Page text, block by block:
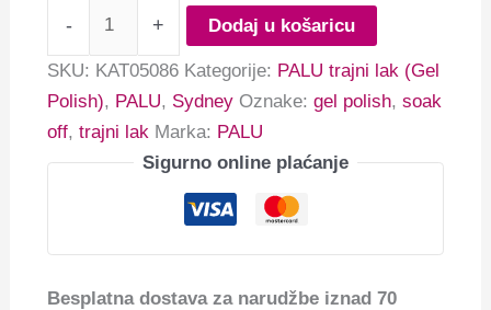
- + Dodaj u košaricu
SKU: KAT05086 Kategorije: PALU trajni lak (Gel
Polish), PALU, Sydney Oznake:gel polish,soak
off,trajni lak Marka: PALU
Sigurno online plaćanje
Besplatna dostava za narudžbe iznad 70